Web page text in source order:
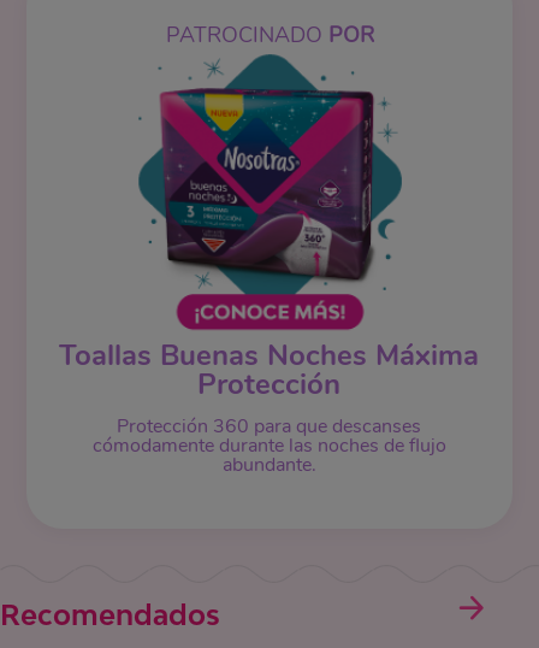
PATROCINADO POR
Toallas Buenas Noches Máxima
Protección
Protección 360 para que descanses
cómodamente durante las noches de flujo
abundante.
Recomendados